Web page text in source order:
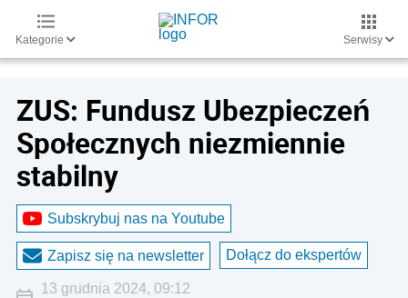
Kategorie Serwisy
ZUS: Fundusz Ubezpieczeń
Społecznych niezmiennie
stabilny
Subskrybuj nas na Youtube
Zapisz się na newsletter Dołącz do ekspertów
13 grudnia 2024, 09:12